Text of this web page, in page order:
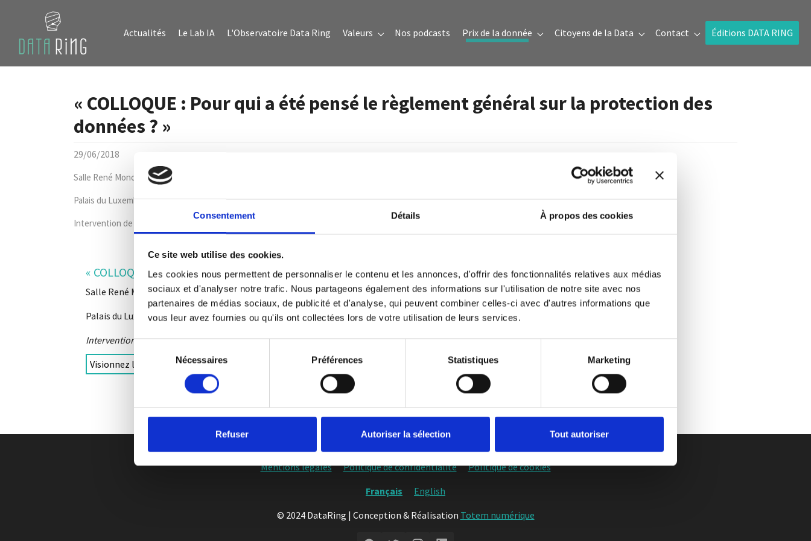
Consentement Détails À propos des cookies
Ce site web utilise des cookies.
Les cookies nous permettent de personnaliser le contenu et les annonces, d'offrir des fonctionnalités relatives aux médias
sociaux et d'analyser notre trafic. Nous partageons également des informations sur l'utilisation de notre site avec nos
partenaires de médias sociaux, de publicité et d'analyse, qui peuvent combiner celles-ci avec d'autres informations que
vous leur avez fournies ou qu'ils ont collectées lors de votre utilisation de leurs services.
consentement
Nécessaires Préférences Statistiques Marketing
Refuser Autoriser la sélection Tout autoriser
Actualités Le Lab IA L'Observatoire Data Ring Valeurs Submenu for "Valeurs"
Nos podcasts Prix de la donnée Submenu for "Prix de la donnée"
Citoyens de la Data Submenu for "Citoyens de la Data"
Contact Submenu for "Contact"
Éditions DATA RING
« COLLOQUE : Pour qui a été pensé le règlement général sur la protection des
données ? »
29/06/2018
Salle René Monory du Sénat.
Palais du Luxembourg, 15 Rue de Vaugirard, 75291 Paris.
Intervention de Maitre France CHARRUYER
« COLLOQUE : Pour qui a été pensé le règlement général sur la protection des données ? »
Salle René Monory du Sénat.
Palais du Luxembourg, 15 Rue de Vaugirard, 75291 Paris.
Intervention de Maitre France CHARRUYER
Visionnez le colloque
Mentions légales Politique de confidentialité
Politique de cookies
Français
English
© 2024 DataRing | Conception & Réalisation Totem numérique